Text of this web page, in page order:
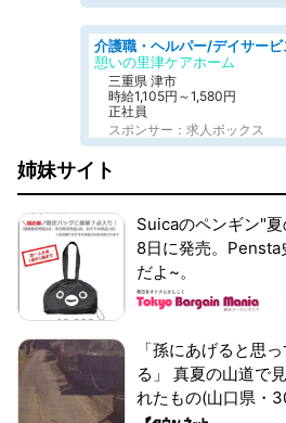
憩いの里津ケアホーム
三重県 津市
時給1,105円～1,580円
正社員
スポンサー：求人ボックス
姉妹サイト
Suicaのペンギン"
8日に発売。Pensta
だよ~。
「孫にあげると思
る」 真夏の山道で
れたもの(山口県・